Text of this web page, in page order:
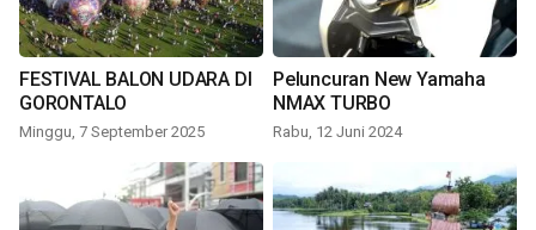
FESTIVAL BALON UDARA DI
GORONTALO
Minggu, 7 September 2025
Peluncuran New Yamaha
NMAX TURBO
Rabu, 12 Juni 2024